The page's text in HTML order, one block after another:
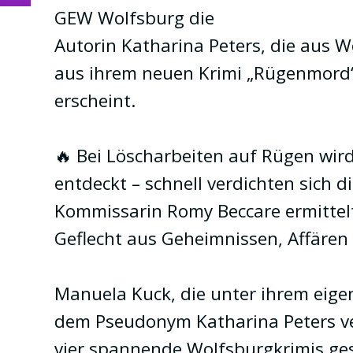
GEW Wolfsburg die
Autorin Katharina Peters, die aus
aus ihrem neuen Krimi
erscheint.
🔥 Bei Löscharbeiten auf Rügen
entdeckt – schnell verdichten sich
Kommissarin Romy Beccare
Geflecht aus Geheimnissen,
Manuela Kuck, die unter ihrem
dem Pseudonym Katharina Peters